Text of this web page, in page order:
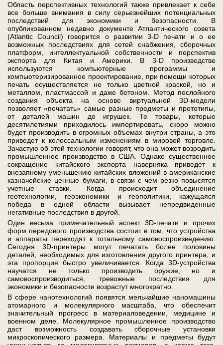
Область перспективных технологий также привлекает к себе
все больше внимания в силу серьезнейших потенциальных
последствий для экономики и безопасности. В
опубликованном недавно документе Атлантического совета
(Atlantic Council) говорится о развитии 3-D печати и о ее
возможных последствиях для сетей снабжения, сборочных
платформ, интеллектуальной собственности и перспектив
экспорта для Китая и Америки. В 3-D производстве
используются компьютерные программы и
компьютеризированное проектирование, при помощи которых
печать осуществляется не только цветной краской, но и
металлом, пластмассой и даже бетоном. Метод послойного
создания объекта на основе виртуальной 3D-модели
позволяет «печатать» самые разные предметы и прототипы,
от деталей машин до игрушек. Те товары, которые
десятилетиями приходилось импортировать, скоро можно
будет производить в огромных объемах внутри страны, а это
приведет к колоссальным изменениям в мировой торговле.
Зачастую об этой технологии говорят, что она может возродить
промышленное производство в США. Однако существенное
сокращение китайского экспорта наверняка приведет к
внезапному уменьшению китайских вложений в американские
казначейские ценные бумаги, в связи с чем резко повысятся
учетные ставки. Когда происходит объединение
геотехнологии, геоэкономики и геополитики, кажущаяся
победа в одной области вызывает непредвиденные
негативные последствия в другой.
Один весьма примечательный аспект 3D-печати и прочих
форм передового производства состоит в том, что устройства
и аппараты переходят к тотальному самовоспроизведению.
Сегодня 3D-принтеры могут печатать более половины
деталей, необходимых для изготовления другого принтера, и
эта пропорция быстро увеличивается. Когда 3D-устройства
научатся не только производить оружие, но и
самовоспроизводиться, тревожные последствия для
экономики и безопасности возрастут многократно.
В сфере нанотехнологий появятся мельчайшие наномашины
атомарного и молекулярного масштаба, что обеспечит
значительный прогресс в материаловедении, медицине и
военном деле. Молекулярное промышленное производство
даст возможность создавать сборочные установки
микроскопического размера. Материалы и предметы будут